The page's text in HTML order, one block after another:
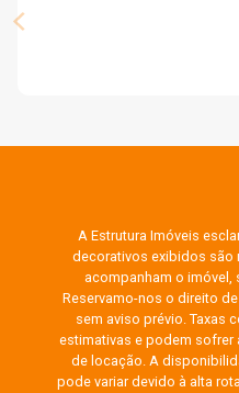
A Estrutura Imóveis
decorativos exibidos são
acompanham o imóvel,
Reservamo-nos o direito
sem aviso prévio. Taxas
estimativas e podem
de locação. A
pode variar devido à alta